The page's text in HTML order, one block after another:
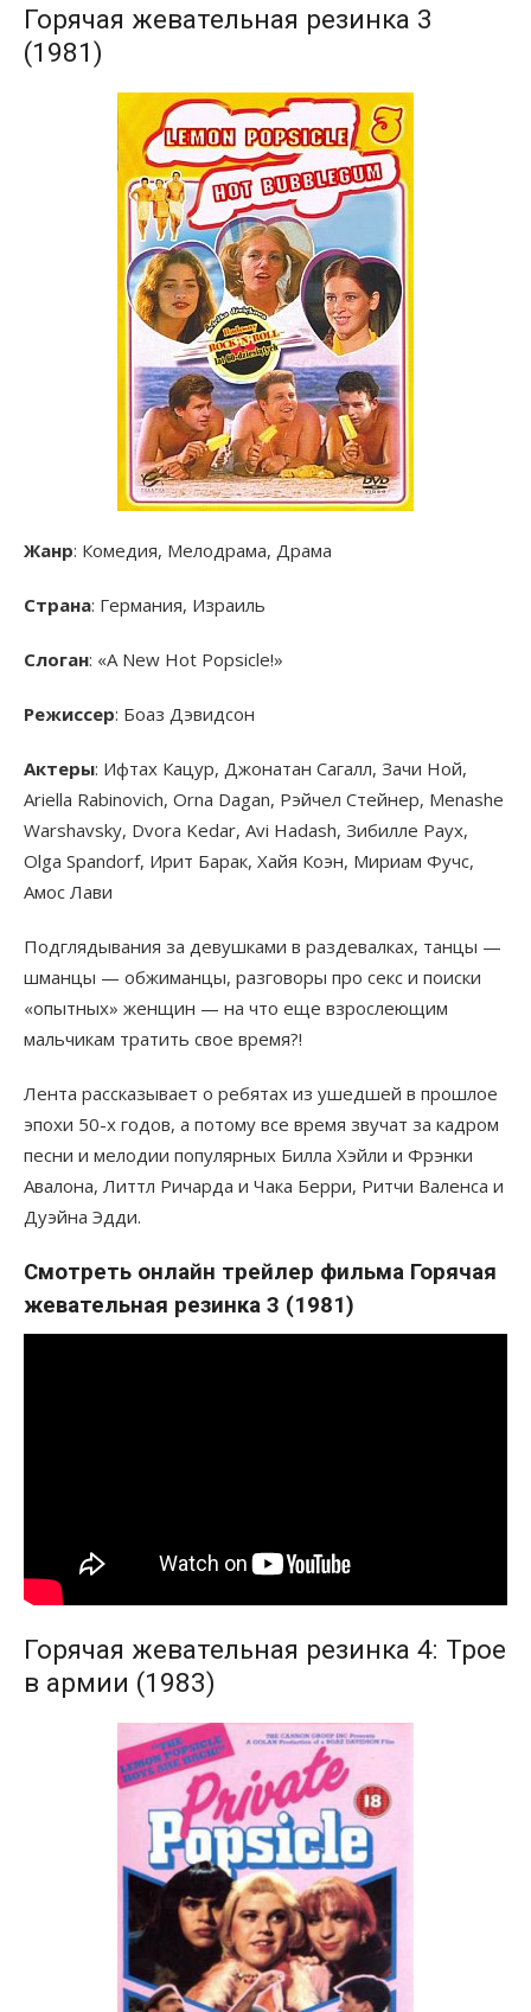
Горячая жевательная резинка 3
(1981)
Жанр: Комедия, Мелодрама, Драма
Страна: Германия, Израиль
Слоган: «A New Hot Popsicle!»
Режиссер: Боаз Дэвидсон
Актеры: Ифтах Кацур, Джонатан Сагалл, Зачи Ной,
Ariella Rabinovich, Orna Dagan, Рэйчел Стейнер, Menashe
Warshavsky, Dvora Kedar, Avi Hadash, Зибилле Раух,
Olga Spandorf, Ирит Барак, Хайя Коэн, Мириам Фучс,
Амос Лави
Подглядывания за девушками в раздевалках, танцы —
шманцы — обжиманцы, разговоры про секс и поиски
«опытных» женщин — на что еще взрослеющим
мальчикам тратить свое время?!
Лента рассказывает о ребятах из ушедшей в прошлое
эпохи 50-х годов, а потому все время звучат за кадром
песни и мелодии популярных Билла Хэйли и Фрэнки
Авалона, Литтл Ричарда и Чака Берри, Ритчи Валенса и
Дуэйна Эдди.
Смотреть онлайн трейлер фильма Горячая
жевательная резинка 3 (1981)
Горячая жевательная резинка 4: Трое
в армии (1983)